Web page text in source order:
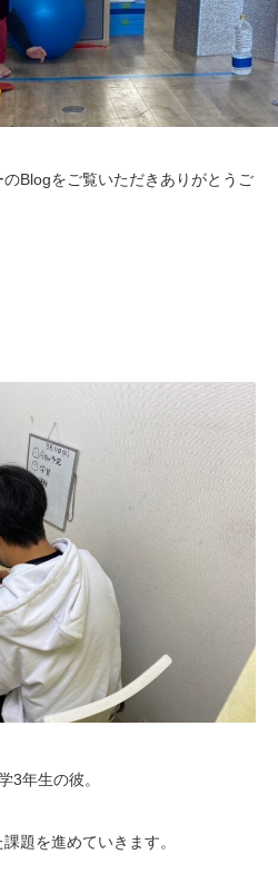
Blogをご覧いただきありがとうご
3年生の彼。
題を進めていきます。